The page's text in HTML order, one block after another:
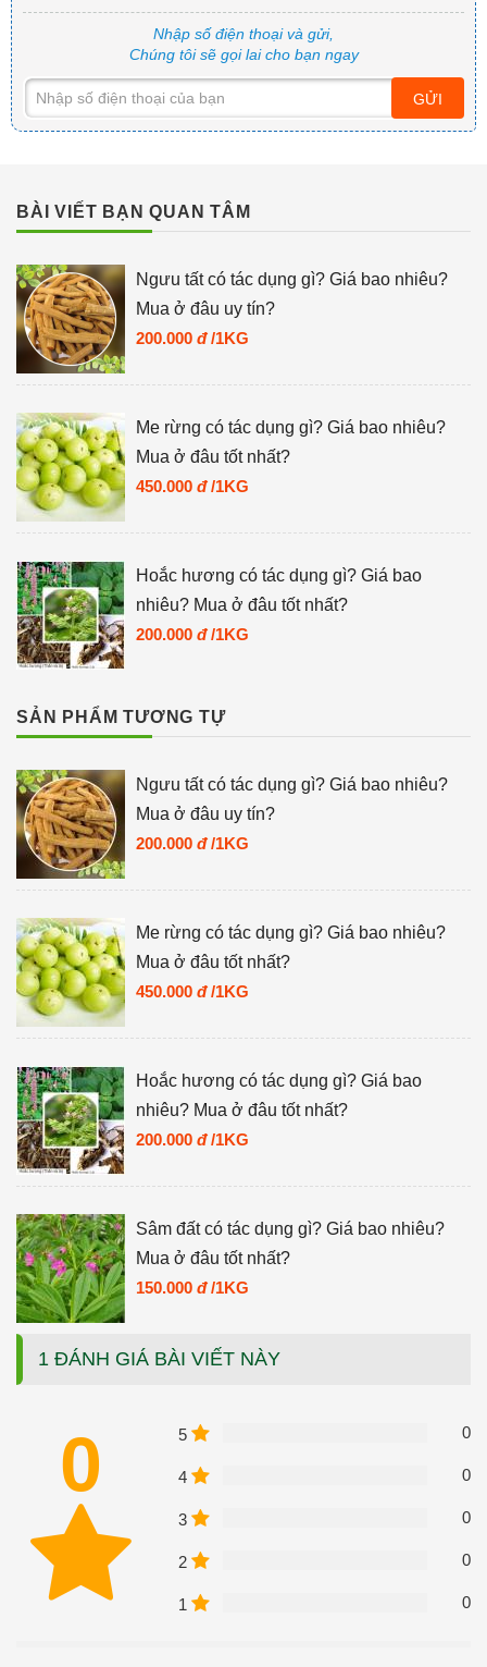
Nhập số điện thoại và gửi,
Chúng tôi sẽ gọi lai cho bạn ngay
GỬI
BÀI VIẾT BẠN QUAN TÂM
Ngưu tất có tác dụng gì? Giá bao nhiêu?
Mua ở đâu uy tín?
200.000 đ /1KG
Me rừng có tác dụng gì? Giá bao nhiêu?
Mua ở đâu tốt nhất?
450.000 đ /1KG
Hoắc hương có tác dụng gì? Giá bao
nhiêu? Mua ở đâu tốt nhất?
200.000 đ /1KG
SẢN PHẨM TƯƠNG TỰ
Ngưu tất có tác dụng gì? Giá bao nhiêu?
Mua ở đâu uy tín?
200.000 đ /1KG
Me rừng có tác dụng gì? Giá bao nhiêu?
Mua ở đâu tốt nhất?
450.000 đ /1KG
Hoắc hương có tác dụng gì? Giá bao
nhiêu? Mua ở đâu tốt nhất?
200.000 đ /1KG
Sâm đất có tác dụng gì? Giá bao nhiêu?
Mua ở đâu tốt nhất?
150.000 đ /1KG
1 ĐÁNH GIÁ BÀI VIẾT NÀY
0 5 0
4 0
3 0
2 0
1 0